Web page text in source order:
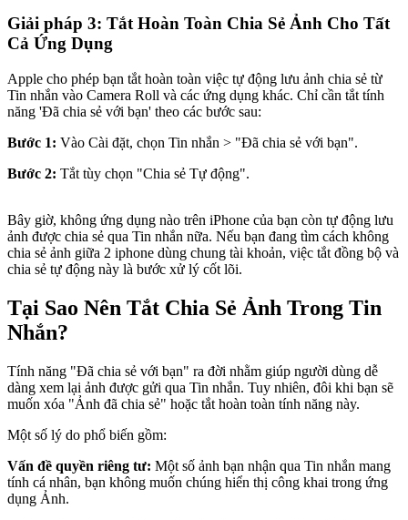
Giải pháp 3: Tắt Hoàn Toàn Chia Sẻ Ảnh Cho Tất
Cả Ứng Dụng
Apple cho phép bạn tắt hoàn toàn việc tự động lưu ảnh chia sẻ từ
Tin nhắn vào Camera Roll và các ứng dụng khác. Chỉ cần tắt tính
năng 'Đã chia sẻ với bạn' theo các bước sau:
Bước 1: Vào Cài đặt, chọn Tin nhắn > "Đã chia sẻ với bạn".
Bước 2: Tắt tùy chọn "Chia sẻ Tự động".
Bây giờ, không ứng dụng nào trên iPhone của bạn còn tự động lưu
ảnh được chia sẻ qua Tin nhắn nữa. Nếu bạn đang tìm cách không
chia sẻ ảnh giữa 2 iphone dùng chung tài khoản, việc tắt đồng bộ và
chia sẻ tự động này là bước xử lý cốt lõi.
Tại Sao Nên Tắt Chia Sẻ Ảnh Trong Tin
Nhắn?
Tính năng "Đã chia sẻ với bạn" ra đời nhằm giúp người dùng dễ
dàng xem lại ảnh được gửi qua Tin nhắn. Tuy nhiên, đôi khi bạn sẽ
muốn xóa "Ảnh đã chia sẻ" hoặc tắt hoàn toàn tính năng này.
Một số lý do phổ biến gồm:
Vấn đề quyền riêng tư: Một số ảnh bạn nhận qua Tin nhắn mang
tính cá nhân, bạn không muốn chúng hiển thị công khai trong ứng
dụng Ảnh.